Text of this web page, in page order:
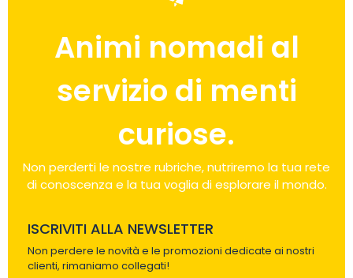
Animi nomadi al
servizio di menti
curiose.
Non perderti le nostre rubriche, nutriremo la tua rete
di conoscenza e la tua voglia di esplorare il mondo.
ISCRIVITI ALLA NEWSLETTER
Non perdere le novità e le promozioni dedicate ai nostri
clienti, rimaniamo collegati!